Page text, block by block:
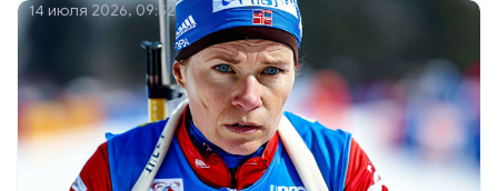
14 июля 2026, 09:52